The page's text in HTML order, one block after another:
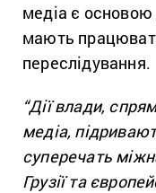
медіа є основою
мають
переслідування.
“Дії влади,
медіа,
суперечать
Грузії та